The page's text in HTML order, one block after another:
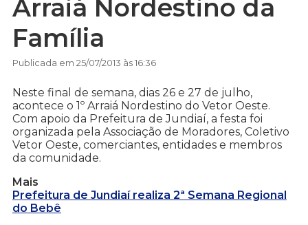
Arraiá Nordestino da
Família
Publicada em 25/07/2013 às 16:36
Neste final de semana, dias 26 e 27 de julho,
acontece o 1º Arraiá Nordestino do Vetor Oeste.
Com apoio da Prefeitura de Jundiaí, a festa foi
organizada pela Associação de Moradores, Coletivo
Vetor Oeste, comerciantes, entidades e membros
da comunidade.
Mais
Prefeitura de Jundiaí realiza 2ª Semana Regional
do Bebê